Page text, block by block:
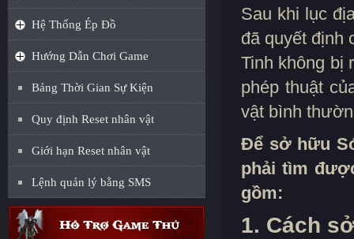
Hệ Thống Ép Đồ
Hướng Dẫn Chơi Game
Bảng Thời Gian Sự Kiện
Quy định Reset nhân vật
Giới hạn Reset nhân vật
Lệnh quản lý bằng SMS
Sau khi lục
đã quyết định
Tinh không bị
phép thuật
vật bình
Để sở hữu
phải tìm
gồm:
1. Cách